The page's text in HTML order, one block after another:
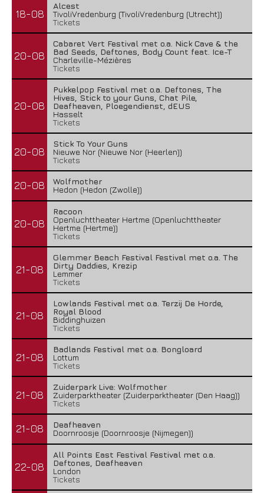
18-08
Alcest
TivoliVredenburg (TivoliVredenburg (Utrecht))
Tickets
20-08
Cabaret Vert Festival met o.a. Nick Cave & the
Bad Seeds, Deftones, Body Count feat. Ice-T
Charleville-Mézières
Tickets
20-08
Pukkelpop Festival met o.a. Deftones, The
Hives, Stick to your Guns, Chat Pile,
Deafheaven, Ploegendienst, dEUS
Hasselt
Tickets
20-08
Stick To Your Guns
Nieuwe Nor (Nieuwe Nor (Heerlen))
Tickets
20-08
Wolfmother
Hedon (Hedon (Zwolle))
20-08
Racoon
Openluchttheater Hertme (Openluchttheater
Hertme (Hertme))
Tickets
21-08
Glemmer Beach Festival Festival met o.a. The
Dirty Daddies, Krezip
Lemmer
Tickets
21-08
Lowlands Festival met o.a. Terzij De Horde,
Royal Blood
Biddinghuizen
Tickets
21-08
Badlands Festival met o.a. Bongloard
Lottum
Tickets
21-08
Zuiderpark Live: Wolfmother
Zuiderparktheater (Zuiderparktheater (Den Haag))
Tickets
21-08
Deafheaven
Doornroosje (Doornroosje (Nijmegen))
22-08
All Points East Festival Festival met o.a.
Deftones, Deafheaven
London
Tickets